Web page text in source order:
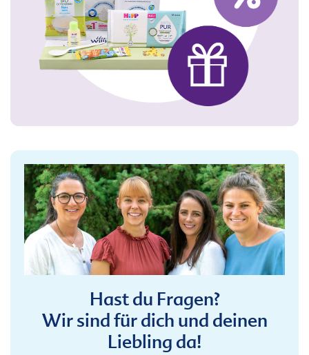
Hast du Fragen?
Wir sind für dich und deinen
Liebling da!